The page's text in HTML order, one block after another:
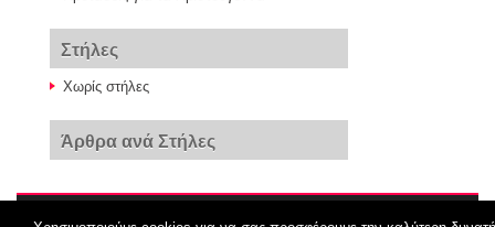
Στήλες
Χωρίς στήλες
Άρθρα ανά Στήλες